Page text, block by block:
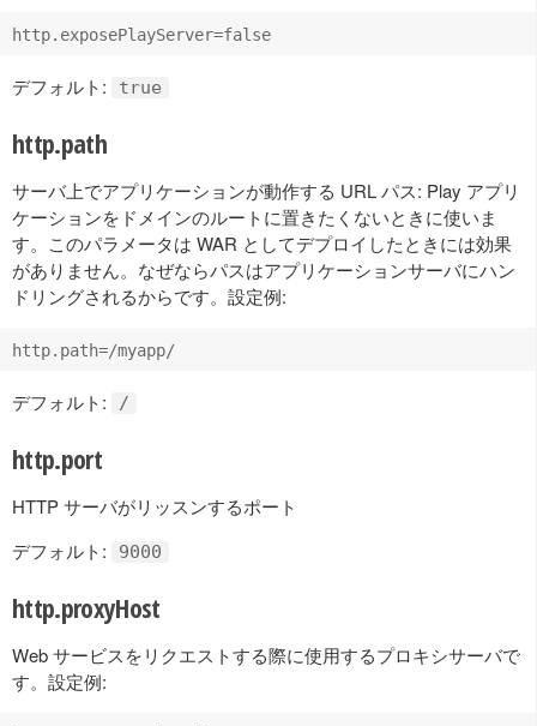
デフォルト: true
http.path
サーバ上でアプリケーションが動作する URL パス: Play アプリ
ケーションをドメインのルートに置きたくないときに使いま
す。このパラメータは WAR としてデプロイしたときには効果
がありません。なぜならパスはアプリケーションサーバにハン
ドリングされるからです。設定例:
デフォルト: /
http.port
HTTP サーバがリッスンするポート
デフォルト:
9000
http.proxyHost
Web サービスをリクエストする際に使用するプロキシサーバで
す。設定例: